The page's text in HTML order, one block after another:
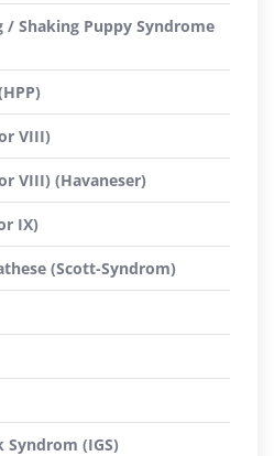
Shaking Puppy Syndrome
VIII)
VIII) (Havaneser)
IX)
(Scott-Syndrom)
Syndrom (IGS)